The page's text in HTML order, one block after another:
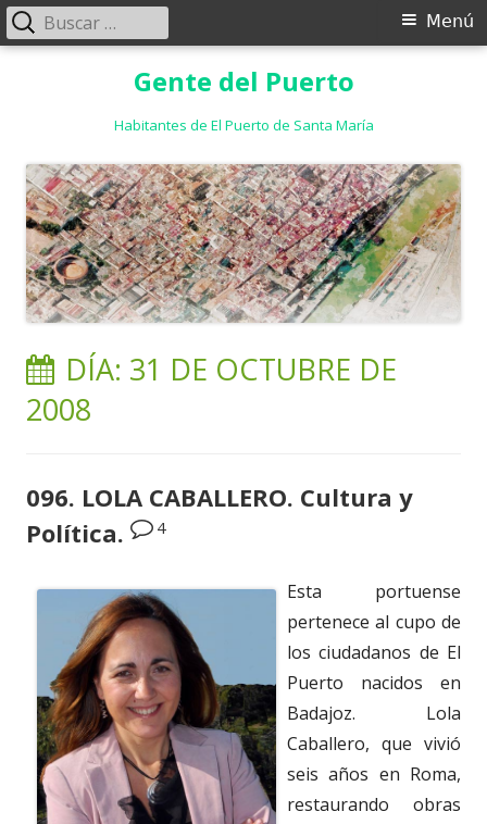
Gente del Puerto
Habitantes de El Puerto de Santa María
Menú
Menú
Buscar:
DÍA: 31 DE OCTUBRE DE
2008
096. LOLA CABALLERO. Cultura y
Política.
4
Esta portuense
pertenece al cupo de
los ciudadanos de El
Puerto nacidos en
Badajoz. Lola
Caballero, que vivió
seis años en Roma,
restaurando obras